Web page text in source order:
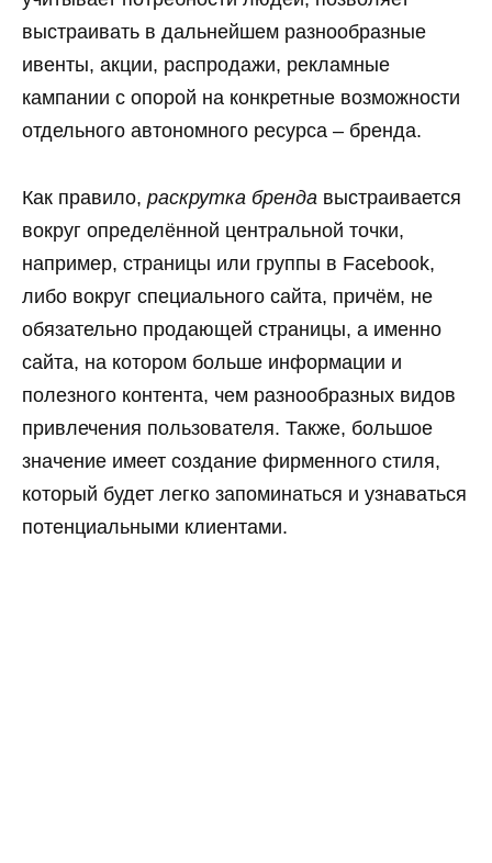
выстраивать в дальнейшем разнообразные
ивенты, акции, распродажи, рекламные
кампании с опорой на конкретные возможности
отдельного автономного ресурса – бренда.
Как правило, раскрутка бренда выстраивается
вокруг определённой центральной точки,
например, страницы или группы в Facebook,
либо вокруг специального сайта, причём, не
обязательно продающей страницы, а именно
сайта, на котором больше информации и
полезного контента, чем разнообразных видов
привлечения пользователя. Также, большое
значение имеет создание фирменного стиля,
который будет легко запоминаться и узнаваться
потенциальными клиентами.